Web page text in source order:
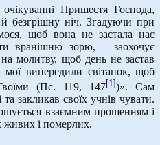
Пришестя Господа,
безгрішну ніч. Згадуючи при
щоб вона не застала нас
вранішню зорю, – заохочує
молитву, щоб день не застав
випередили світанок, щоб
(Пс. 119, 147[1])». Сам
закликав своїх учнів чувати.
взаємним прощенням і
живих і померлих.